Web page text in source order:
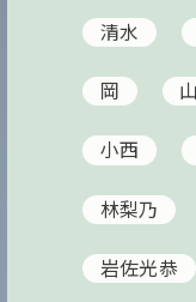
清水
岡
小西
林梨乃
岩佐光恭